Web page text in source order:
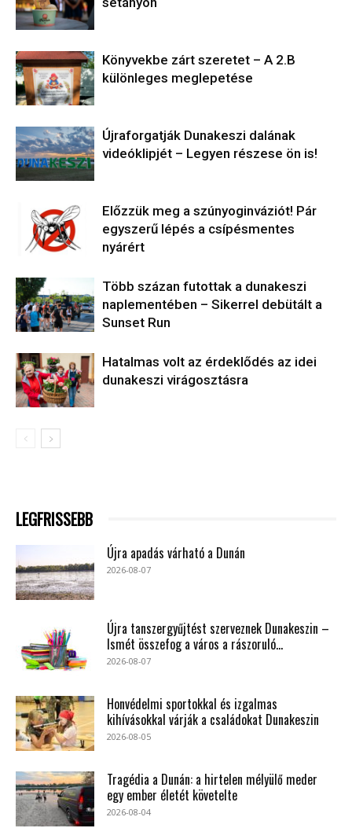
Könyvekbe zárt szeretet – A 2.B
különleges meglepetése
Újraforgatják Dunakeszi dalának
videóklipjét – Legyen részese ön is!
Előzzük meg a szúnyoginváziót! Pár
egyszerű lépés a csípésmentes
nyárért
Több százan futottak a dunakeszi
naplementében – Sikerrel debütált a
Sunset Run
Hatalmas volt az érdeklődés az idei
dunakeszi virágosztásra
LEGFRISSEBB
Újra apadás várható a Dunán
2026-08-07
Újra tanszergyűjtést szerveznek Dunakeszin –
Ismét összefog a város a rászoruló...
2026-08-07
Honvédelmi sportokkal és izgalmas
kihívásokkal várják a családokat Dunakeszin
2026-08-05
Tragédia a Dunán: a hirtelen mélyülő meder
egy ember életét követelte
2026-08-04